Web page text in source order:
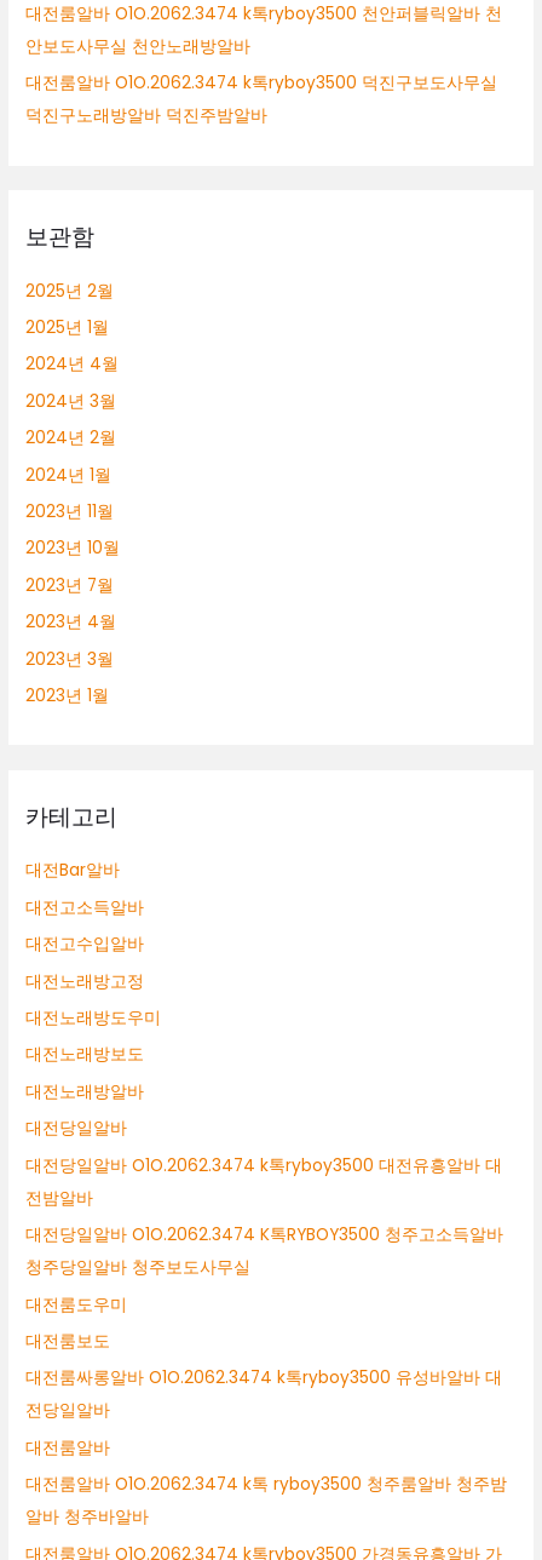
대전룸알바 O1O.2062.3474 k톡ryboy3500 천안퍼블릭알바 천
안보도사무실 천안노래방알바
대전룸알바 O1O.2062.3474 k톡ryboy3500 덕진구보도사무실
덕진구노래방알바 덕진주밤알바
보관함
2025년 2월
2025년 1월
2024년 4월
2024년 3월
2024년 2월
2024년 1월
2023년 11월
2023년 10월
2023년 7월
2023년 4월
2023년 3월
2023년 1월
카테고리
대전Bar알바
대전고소득알바
대전고수입알바
대전노래방고정
대전노래방도우미
대전노래방보도
대전노래방알바
대전당일알바
대전당일알바 O1O.2062.3474 k톡ryboy3500 대전유흥알바 대
전밤알바
대전당일알바 O1O.2062.3474 K톡RYBOY3500 청주고소득알바
청주당일알바 청주보도사무실
대전룸도우미
대전룸보도
대전룸싸롱알바 O1O.2062.3474 k톡ryboy3500 유성바알바 대
전당일알바
대전룸알바
대전룸알바 O1O.2062.3474 k톡 ryboy3500 청주룸알바 청주밤
알바 청주바알바
대전룸알바 O1O.2062.3474 k톡ryboy3500 가경동유흥알바 가